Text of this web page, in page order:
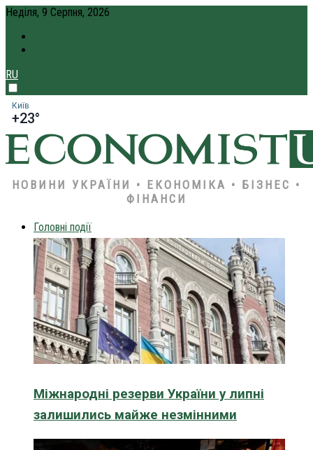
Неділя, 9 Серпня, 2026
RU
Київ
+23°
НОВИНИ УКРАЇНИ • ЕКОНОМІКА • БІЗНЕС •
ФІНАНСИ
Головні події
Міжнародні резерви України у липні
залишились майже незмінними